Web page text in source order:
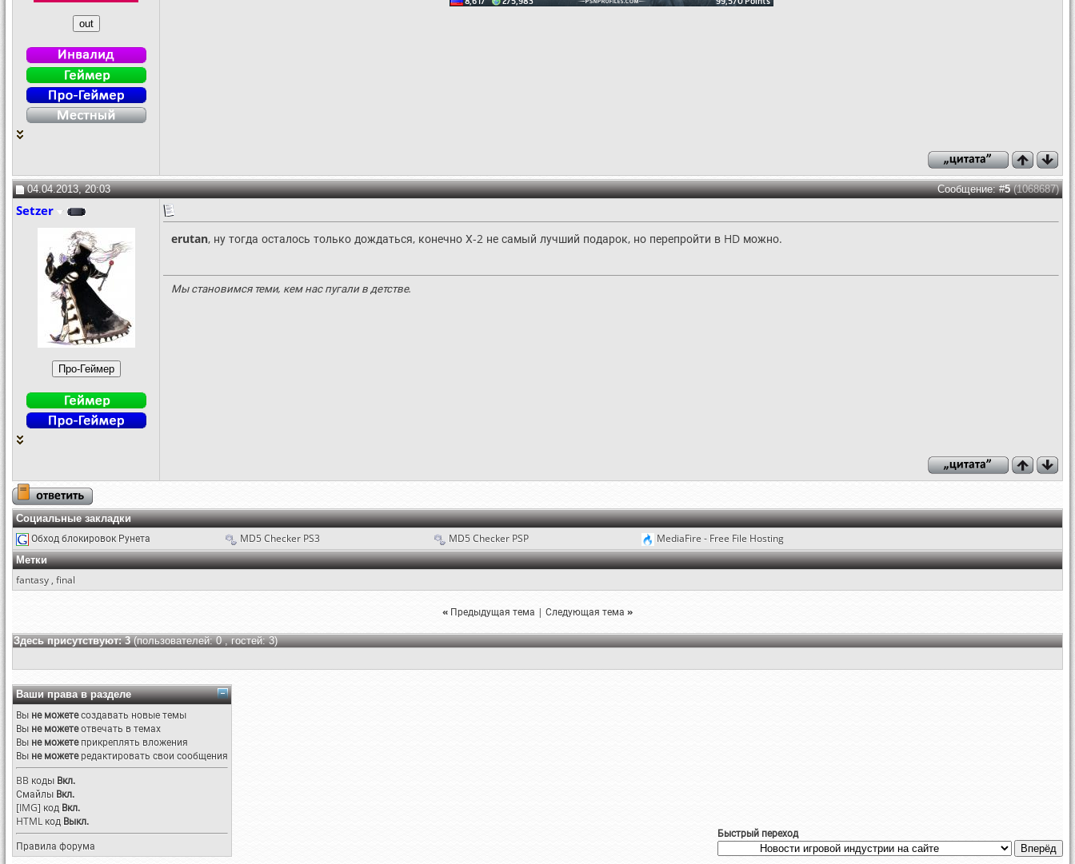
04.04.2013, 20:03 Сообщение: #5(1068687)
Setzer
erutan, ну тогда осталось только дождаться, конечно Х-2 не самый лучший подарок, но перепройти в HD можно.
Мы становимся теми, кем нас пугали в детстве.
Социальные закладки
Обход блокировок Рунета MD5 Checker PS3 MD5 Checker PSP MediaFire - Free File Hosting
Метки
fantasy , final
« Предыдущая тема | Следующая тема »
Здесь присутствуют: 3(пользователей: 0 , гостей: 3)
Ваши права в разделе
Вы не можетесоздавать новые темы
Вы не можетеотвечать в темах
Вы не можетеприкреплять вложения
Вы не можетередактировать свои сообщения
BB коды Вкл.
Смайлы Вкл.
[IMG] код Вкл.
HTML код Выкл.
Правила форума
Быстрый переход